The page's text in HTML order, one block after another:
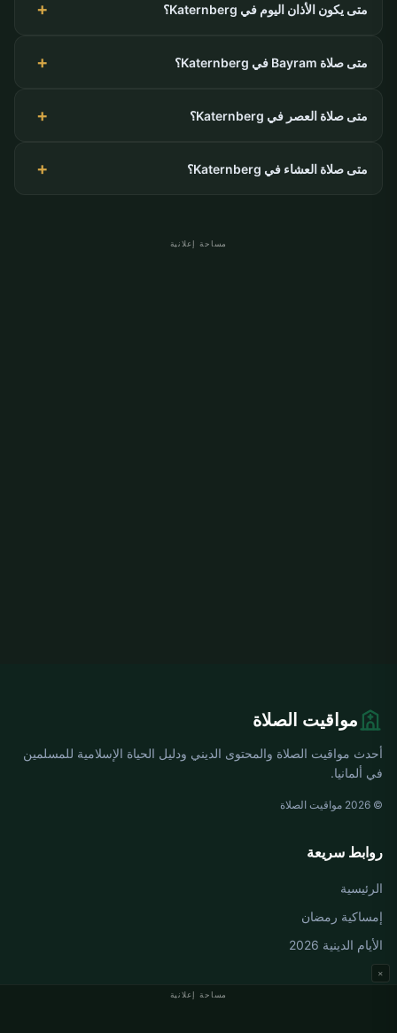
متى يكون الأذان اليوم في Katernberg؟
متى صلاة Bayram في Katernberg؟
متى صلاة العصر في Katernberg؟
متى صلاة العشاء في Katernberg؟
مساحة إعلانية
مساحة إعلانية
×
مواقيت الصلاة
أحدث مواقيت الصلاة والمحتوى الديني ودليل الحياة الإسلامية للمسلمين
في ألمانيا.
© 2026 مواقيت الصلاة
روابط سريعة
الرئيسية
إمساكية رمضان
الأيام الدينية 2026